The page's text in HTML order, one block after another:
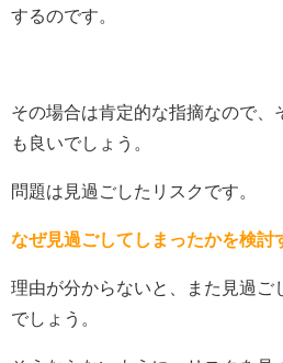
するのです。
その場合は肯定的な指摘なので、
も良いでしょう。
問題は見過ごしたリスクです。
なぜ見過ごしてしまったかを検討
理由が分からないと、また見過ご
でしょう。